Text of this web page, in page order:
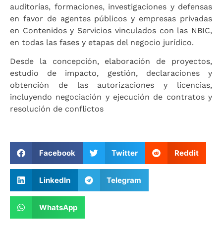
auditorías, formaciones, investigaciones y defensas
en favor de agentes públicos y empresas privadas
en Contenidos y Servicios vinculados con las NBIC,
en todas las fases y etapas del negocio jurídico.
Desde la concepción, elaboración de proyectos,
estudio de impacto, gestión, declaraciones y
obtención de las autorizaciones y licencias,
incluyendo negociación y ejecución de contratos y
resolución de conflictos
Facebook Twitter Reddit
LinkedIn Telegram
WhatsApp